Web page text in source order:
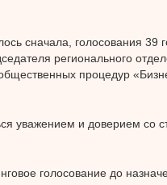
сначала, голосования 39
регионального
процедур
уважением и доверием со
голосование до